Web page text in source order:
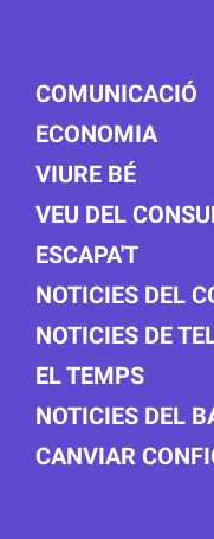
COMUNICACIÓ
ECONOMIA
VIURE BÉ
VEU DEL
ESCAPA'T
NOTICIES DEL
NOTICIES DE
EL TEMPS
NOTICIES DEL
CANVIAR